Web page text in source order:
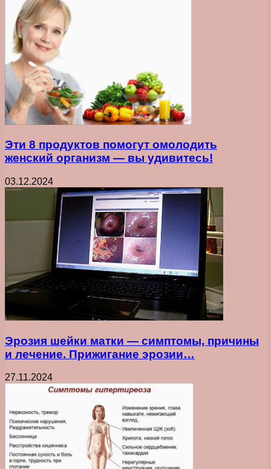
Эти 8 продуктов помогут омолодить
женский организм — вы удивитесь!
03.12.2024
Эрозия шейки матки — симптомы, причины
и лечение. Прижигание эрозии…
27.11.2024